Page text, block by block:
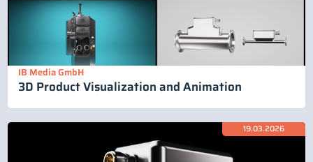
IB Media GmbH
3D Product Visualization and Animation
19.03.2026